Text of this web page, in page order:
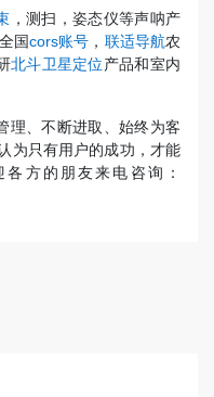
，测扫，姿态仪等声呐产
国cors账号 ， 联适导航农
北斗卫星定位产品和室内
理、不断进取、始终为客
为只有用户的成功，才能
方的朋友来电咨询：